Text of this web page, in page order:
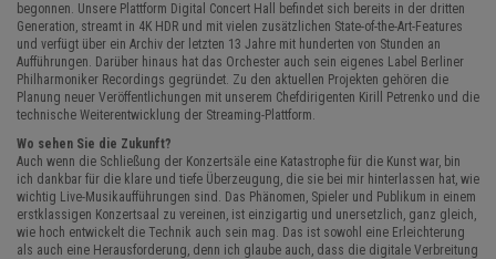
begonnen. Unsere Plattform Digital Concert Hall befindet sich bereits in der dritten
Generation, streamt in 4K HDR und mit vielen zusätzlichen State-of-the-Art-Features
und verfügt über ein Archiv der letzten 13 Jahre mit hunderten von Stunden an
Aufführungen. Darüber hinaus hat das Orchester auch sein eigenes Label Berliner
Philharmoniker Recordings gegründet. Zu den aktuellen Projekten gehören die
Planung neuer Veröffentlichungen mit unserem Chefdirigenten Kirill Petrenko und die
technische Weiterentwicklung der Streaming-Plattform.
Wo sehen Sie die Zukunft?
Auch wenn die Schließung der Konzertsäle eine Katastrophe für die Kunst war, bin
ich dankbar für die klare und tiefe Überzeugung, die sie bei mir hinterlassen hat, wie
wichtig Live-Musikaufführungen sind. Das Phänomen, Spieler und Publikum in einem
erstklassigen Konzertsaal zu vereinen, ist einzigartig und unersetzlich, ganz gleich,
wie hoch entwickelt die Technik auch sein mag. Das ist sowohl eine Erleichterung
als auch eine Herausforderung, denn ich glaube auch, dass die digitale Verbreitung